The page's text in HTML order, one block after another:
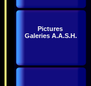
Pictures
Galeries A.A.S.H.